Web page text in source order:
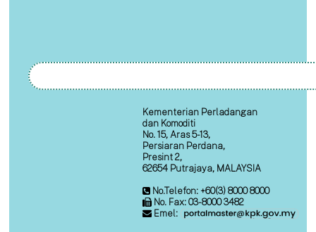
Kementerian Perladangan
dan Komoditi
No. 15, Aras 5-13,
Persiaran Perdana,
Presint 2,
62654 Putrajaya, MALAYSIA
No.Telefon: +60(3) 8000 8000
No. Fax: 03-8000 3482
Emel: